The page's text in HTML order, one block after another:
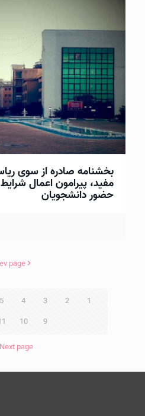
بخشنامه صادره از سوی
مفید، پیرامون اعمال
حضور دانشجويان
page
1
2
3
4
5
9
10
Next page